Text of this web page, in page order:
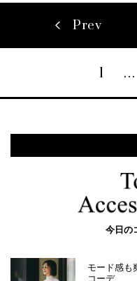
Prev
1 …
今日の
モード感も
コーデ